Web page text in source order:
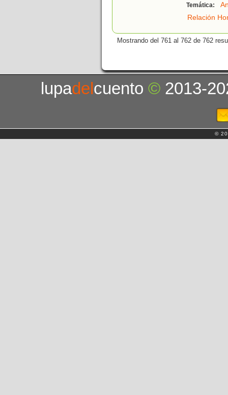
Temática:
Relación
Mostrando del 761 al 762 de 762
lupadelcuento© 2013-
©